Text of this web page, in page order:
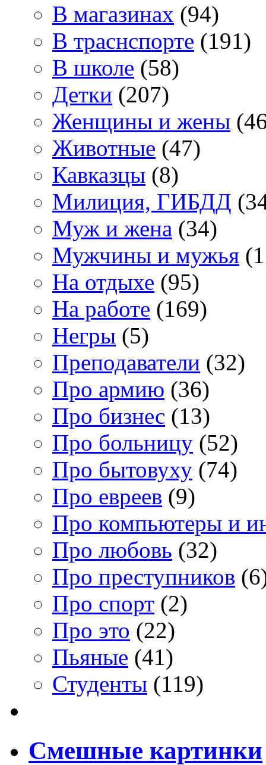
В магазинах (94)
В траснспорте (191)
В школе (58)
Детки (207)
Женщины и жены
Животные (47)
Кавказцы (8)
Милиция, ГИБДД
Муж и жена (34)
Мужчины и мужья
На отдыхе (95)
На работе (169)
Негры (5)
Преподаватели (32)
Про армию (36)
Про бизнес (13)
Про больницу (52)
Про бытовуху (74)
Про евреев (9)
Про компьютеры и
Про любовь (32)
Про преступников
Про спорт (2)
Про это (22)
Пьяные (41)
Студенты (119)
Смешные картинки